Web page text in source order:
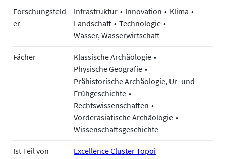
Forschungsfeld
er
Infrastruktur Innovation
Klima
Landschaft
Technologie
Wasser, Wasserwirtschaft
Fächer
Klassische Archäologie
Physische Geografie
Prähistorische Archäologie, Ur- und
Frühgeschichte
Rechtswissenschaften
Vorderasiatische Archäologie
Wissenschaftsgeschichte
Ist Teil von Excellence Cluster Topoi